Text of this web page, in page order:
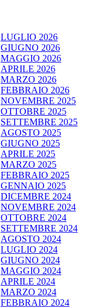
LUGLIO 2026
GIUGNO 2026
MAGGIO 2026
APRILE 2026
MARZO 2026
FEBBRAIO 2026
NOVEMBRE 2025
OTTOBRE 2025
SETTEMBRE 2025
AGOSTO 2025
GIUGNO 2025
APRILE 2025
MARZO 2025
FEBBRAIO 2025
GENNAIO 2025
DICEMBRE 2024
NOVEMBRE 2024
OTTOBRE 2024
SETTEMBRE 2024
AGOSTO 2024
LUGLIO 2024
GIUGNO 2024
MAGGIO 2024
APRILE 2024
MARZO 2024
FEBBRAIO 2024